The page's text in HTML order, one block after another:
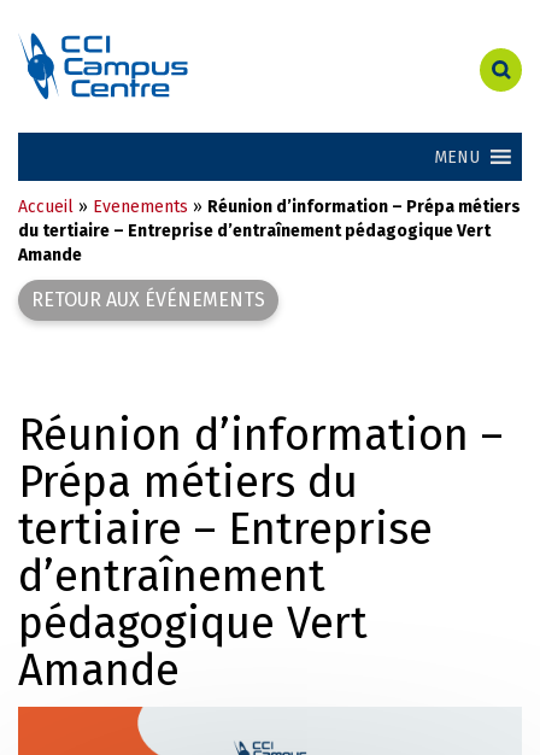
MENU
Accueil » Evenements » Réunion d’information – Prépa métiers
du tertiaire – Entreprise d’entraînement pédagogique Vert
Amande
RETOUR AUX ÉVÉNEMENTS
Réunion d’information –
Prépa métiers du
tertiaire – Entreprise
d’entraînement
pédagogique Vert
Amande